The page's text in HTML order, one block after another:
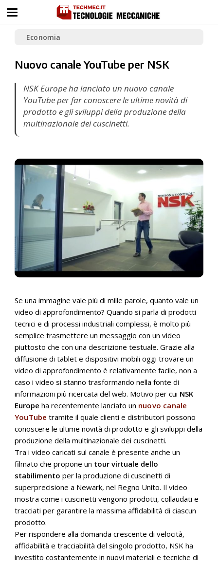
Economia
Nuovo canale YouTube per NSK
NSK Europe ha lanciato un nuovo canale
YouTube per far conoscere le ultime novità di
prodotto e gli sviluppi della produzione della
multinazionale dei cuscinetti.
Se una immagine vale più di mille parole, quanto vale un
video di approfondimento? Quando si parla di prodotti
tecnici e di processi industriali complessi, è molto più
semplice trasmettere un messaggio con un video
piuttosto che con una descrizione testuale. Grazie alla
diffusione di tablet e dispositivi mobili oggi trovare un
video di approfondimento è relativamente facile, non a
caso i video si stanno trasformando nella fonte di
informazioni più ricercata del web. Motivo per cui NSK
Europe ha recentemente lanciato un nuovo canale
YouTube tramite il quale clienti e distributori possono
conoscere le ultime novità di prodotto e gli sviluppi della
produzione della multinazionale dei cuscinetti.
Tra i video caricati sul canale è presente anche un
filmato che propone un tour virtuale dello
stabilimento per la produzione di cuscinetti di
superprecisione a Newark, nel Regno Unito. Il video
mostra come i cuscinetti vengono prodotti, collaudati e
tracciati per garantire la massima affidabilità di ciascun
prodotto.
Per rispondere alla domanda crescente di velocità,
affidabilità e tracciabilità del singolo prodotto, NSK ha
investito costantemente in nuovi materiali e tecniche di